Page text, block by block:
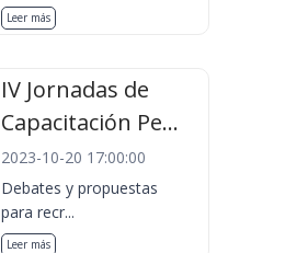
Leer más
IV Jornadas de
Capacitación Pe...
2023-10-20 17:00:00
Debates y propuestas
para recr...
Leer más